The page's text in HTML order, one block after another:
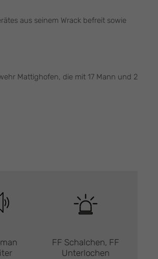
aus seinem Wrack befreit sowie
Mattighofen, die mit 17 Mann und 2
FF Schalchen, FF
Unterlochen